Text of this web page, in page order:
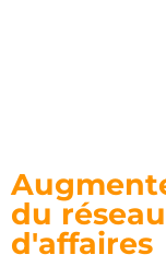
du
d'affaires